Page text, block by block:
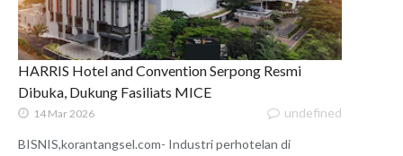
HARRIS Hotel and Convention Serpong Resmi
Dibuka, Dukung Fasiliats MICE
14 Mar 2026 undefined
BISNIS,korantangsel.com- Industri perhotelan di